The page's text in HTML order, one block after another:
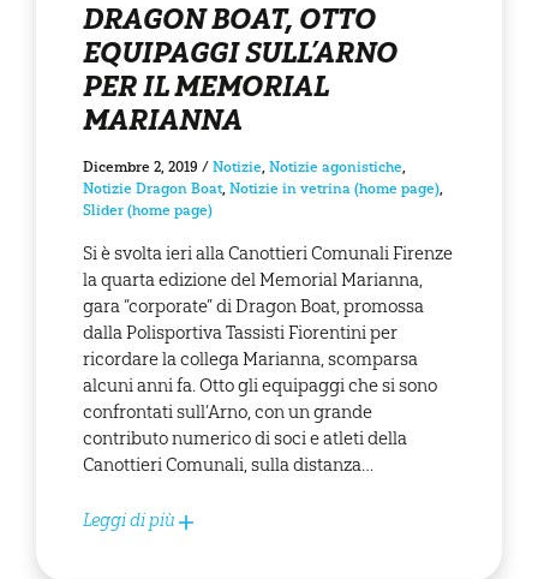
DRAGON BOAT, OTTO
EQUIPAGGI SULL’ARNO
PER IL MEMORIAL
MARIANNA
Dicembre 2, 2019 / Notizie, Notizie agonistiche,
Notizie Dragon Boat, Notizie in vetrina (home page),
Slider (home page)
Si è svolta ieri alla Canottieri Comunali Firenze
la quarta edizione del Memorial Marianna,
gara “corporate” di Dragon Boat, promossa
dalla Polisportiva Tassisti Fiorentini per
ricordare la collega Marianna, scomparsa
alcuni anni fa. Otto gli equipaggi che si sono
confrontati sull’Arno, con un grande
contributo numerico di soci e atleti della
Canottieri Comunali, sulla distanza…
Leggi di più